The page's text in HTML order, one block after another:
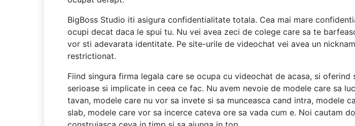
BigBoss Studio iti asigura confidentialitate totala. Cea mai mare
ocupi decat daca le spui tu. Nu vei avea zeci de colege care sa te
vor sti adevarata identitate. Pe site-urile de videochat vei avea un
restrictionat.
Fiind singura firma legala care se ocupa cu videochat de acasa, si
serioase si implicate in ceea ce fac. Nu avem nevoie de modele care sa
tavan, modele care nu vor sa invete si sa munceasca cand intra, modele
slab, modele care vor sa incerce cateva ore sa vada cum e. Noi cautam